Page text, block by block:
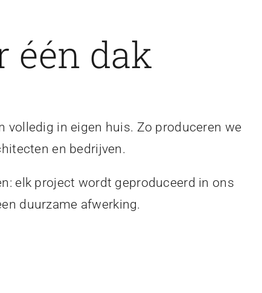
één dak
volledig in eigen huis. Zo produceren we
en bedrijven.
elk project wordt geproduceerd in ons
duurzame afwerking.